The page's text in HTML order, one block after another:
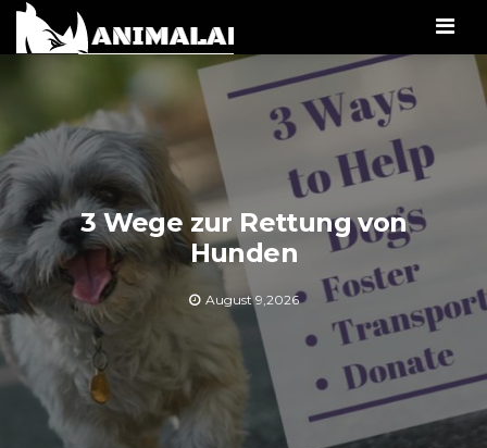
3 Wege zur Rettung von
Hunden
August 9,2026